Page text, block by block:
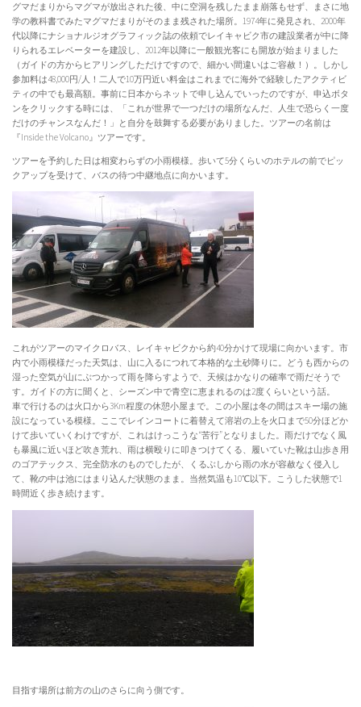
グマだまりからマグマが放出された後、中に空洞を残したまま崩落もせず、まさに地
学の教科書でみたマグマだまりがそのまま残された場所。1974年に発見され、2000年
代以降にナショナルジオグラフィック誌の依頼でレイキャビク市の建設業者が中に降
りられるエレベーターを建設し、2012年以降に一般観光客にも開放が始まりました
（ガイドの方からヒアリングしただけですので、細かい間違いはご容赦！）。しかし
参加料は48,000円/人！二人で10万円近い料金はこれまでに海外で経験したアクティビ
ティの中でも最高額。事前に日本からネットで申し込んでいったのですが、申込ボタ
ンをクリックする時には、「これが世界で一つだけの場所なんだ、人生で恐らく一度
だけのチャンスなんだ！」と自分を鼓舞する必要がありました。ツアーの名前は
『Inside the Volcano』ツアーです。
ツアーを予約した日は相変わらずの小雨模様。歩いて5分くらいのホテルの前でピッ
クアップを受けて、バスの待つ中継地点に向かいます。
これがツアーのマイクロバス、レイキャビクから約40分かけて現場に向かいます。市
内で小雨模様だった天気は、山に入るにつれて本格的な土砂降りに。どうも西からの
湿った空気が山にぶつかって雨を降らすようで、天候はかなりの確率で雨だそうで
す。ガイドの方に聞くと、シーズン中で青空に恵まれるのは2度くらいという話。
車で行けるのは火口から3Km程度の休憩小屋まで。この小屋は冬の間はスキー場の施
設になっている模様。ここでレインコートに着替えて溶岩の上を火口まで50分ほどか
けて歩いていくわけですが、これはけっこうな“苦行”となりました。雨だけでなく風
も暴風に近いほど吹き荒れ、雨は横殴りに叩きつけてくる、履いていた靴は山歩き用
のゴアテックス、完全防水のものでしたが、くるぶしから雨の水が容赦なく侵入し
て、靴の中は池にはまり込んだ状態のまま。当然気温も10℃以下。こうした状態で1
時間近く歩き続けます。
目指す場所は前方の山のさらに向う側です。